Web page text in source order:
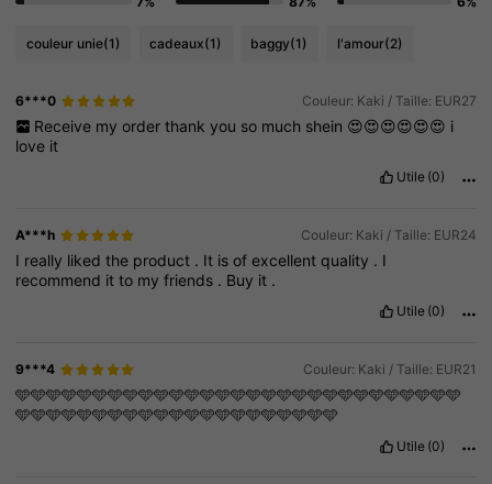
couleur unie(1) cadeaux(1) baggy(1) l'amour(2)
6***0 Couleur: Kaki / Taille: EUR27
Receive my order thank you so much shein 😍😍😍😍😍😍 i
love it
Utile (0)
A***h Couleur: Kaki / Taille: EUR24
I really likedthe product . It isofexcellentquality . I
recommend itto myfriends . Buy it .
Utile (0)
9***4 Couleur: Kaki / Taille: EUR21
🩵🩵🩵🩵🩵🩵🩵🩵🩵🩵🩵🩵🩵🩵🩵🩵🩵🩵🩵🩵🩵🩵🩵🩵🩵🩵🩵🩵🩵
🩵🩵🩵🩵🩵🩵🩵🩵🩵🩵🩵🩵🩵🩵🩵🩵🩵🩵🩵🩵🩵
Utile (0)